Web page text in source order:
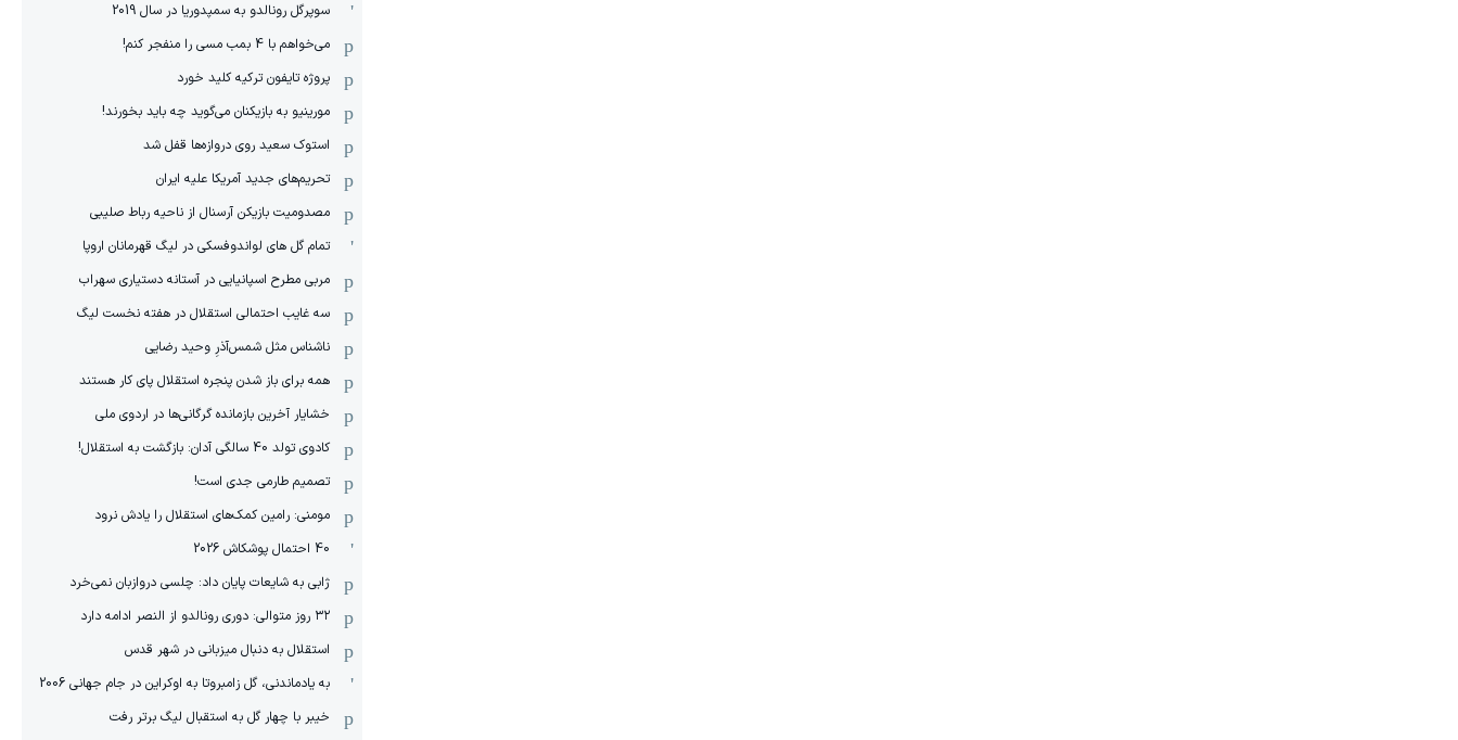
سوپرگل رونالدو به سمپدوریا در سال 2019
می‌خواهم با 4 بمب مسی را منفجر کنم!
پروژه تایفون ترکیه کلید خورد
مورینیو به بازیکنان می‌گوید چه باید بخورند!
استوک سعید روی دروازه‌ها قفل شد
تحریم‌های جدید آمریکا علیه ایران
مصدومیت بازیکن آرسنال از ناحیه رباط صلیبی
تمام گل های لواندوفسکی در لیگ قهرمانان اروپا
مربی مطرح اسپانیایی در آستانه دستیاری سهراب
سه غایب احتمالی استقلال در هفته نخست لیگ
ناشناس مثل شمس‌آذرِ وحید رضایی
همه برای باز شدن پنجره استقلال پای کار هستند
خشایار آخرین بازمانده گرگانی‌ها در اردوی ملی
کادوی تولد 40 سالگی آدان: بازگشت به استقلال!
تصمیم طارمی جدی است!
مومنی: رامین کمک‌های استقلال را یادش نرود
40 احتمال پوشکاش 2026
ژابی به شایعات پایان داد: چلسی دروازبان نمی‌خرد
۳۲ روز متوالی: دوری رونالدو از النصر ادامه دارد
استقلال به دنبال میزبانی در شهر قدس
به یادماندنی، گل زامبروتا به اوکراین در جام جهانی 2006
خیبر با چهار گل به استقبال لیگ برتر رفت